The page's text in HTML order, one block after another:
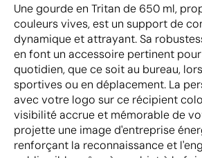
Une gourde en Tritan de 650 ml,
couleurs vives, est un support de
dynamique et attrayant. Sa
en font un accessoire pertinent
quotidien, que ce soit au bureau,
sportives ou en déplacement. La
avec votre logo sur ce récipient
visibilité accrue et mémorable de
projette une image d'entreprise
renforçant la reconnaissance et